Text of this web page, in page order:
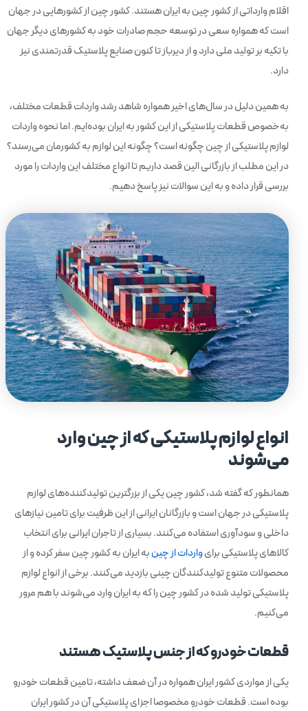
اقلام وارداتی از کشور چین به ایران هستند. کشور چین از کشورهایی در جهان
است که همواره سعی در توسعه حجم صادرات خود به کشورهای دیگر جهان
با تکیه بر تولید ملی دارد و از دیرباز تا کنون صنایع پلاستیک قدرتمندی نیز
دارد.
به همین دلیل در سال‌های اخیر همواره شاهد رشد واردات قطعات مختلف،
به‌خصوص قطعات پلاستیکی از این کشور به ایران بوده‌ایم. اما نحوه واردات
لوازم پلاستیکی از چین چگونه است؟ چگونه این لوازم به کشورمان می‌رسند؟
در این مطلب از بازرگانی الین قصد داریم تا انواع مختلف این واردات را مورد
بررسی قرار داده و به این سوالات نیز پاسخ دهیم.
انواع لوازم پلاستیکی که از چین وارد
می‌شوند
همانطور که گفته شد، کشور چین یکی از بزرگترین تولیدکننده‌های لوازم
پلاستیکی در جهان است و بازرگانان ایرانی از این ظرفیت برای تامین نیازهای
داخلی و سودآوری استفاده می‌کنند. بسیاری از تاجران ایرانی برای انتخاب
کالاهای پلاستیکی برایواردات از چینبه ایران به کشور چین سفر کرده و از
محصولات متنوع تولیدکنندگان چینی بازدید می‌کنند. برخی از انواع لوازم
پلاستیکی تولید شده در کشور چین را که به ایران وارد می‌شوند با هم مرور
می‌کنیم.
قطعات خودرو که از جنس پلاستیک هستند
یکی از مواردی کشور ایران همواره در آن ضعف داشته، تامین قطعات خودرو
بوده است. قطعات خودرو مخصوصا اجزای پلاستیکی آن در کشور ایران